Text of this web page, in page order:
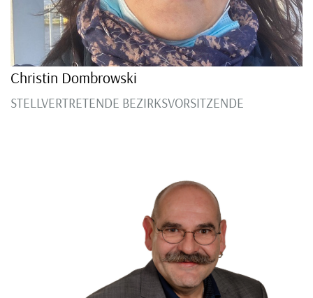
Christin Dombrowski
STELLVERTRETENDE BEZIRKSVORSITZENDE